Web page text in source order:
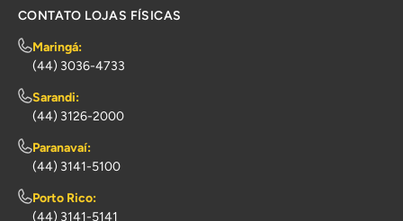
CONTATO LOJAS FÍSICAS
Maringá:
(44) 3036-4733
Sarandi:
(44) 3126-2000
Paranavaí:
(44) 3141-5100
Porto Rico:
(44) 3141-5141